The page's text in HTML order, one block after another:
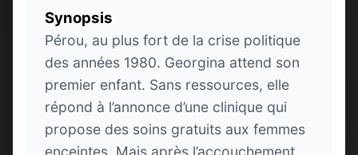
Synopsis
Pérou, au plus fort de la crise politique
des années 1980. Georgina attend son
premier enfant. Sans ressources, elle
répond à l’annonce d’une clinique qui
propose des soins gratuits aux femmes
enceintes. Mais après l’accouchement,